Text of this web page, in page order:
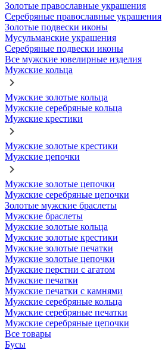
Золотые православные украшения
Серебряные православные украшения
Золотые подвески иконы
Мусульманские украшения
Серебряные подвески иконы
Все мужские ювелирные изделия
Мужские кольца
Мужские золотые кольца
Мужские серебряные кольца
Мужские крестики
Мужские золотые крестики
Мужские цепочки
Мужские золотые цепочки
Мужские серебряные цепочки
Золотые мужские браслеты
Мужские браслеты
Мужские золотые кольца
Мужские золотые крестики
Мужские золотые печатки
Мужские золотые цепочки
Мужские перстни с агатом
Мужские печатки
Мужские печатки с камнями
Мужские серебряные кольца
Мужские серебряные печатки
Мужские серебряные цепочки
Все товары
Бусы